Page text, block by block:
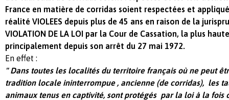
France en matière de corridas soient respectées et
réalité VIOLEES depuis plus de 45 ans en raison de la
VIOLATION DE LA LOI par la Cour de Cassation, la plus
principalement depuis son arrêt du 27 mai 1972.
En effet :
" Dans toutes les localités du territoire français où ne peut
tradition locale ininterrompue , ancienne (de corridas), les
animaux tenus en captivité, sont protégés par la loi à la fois